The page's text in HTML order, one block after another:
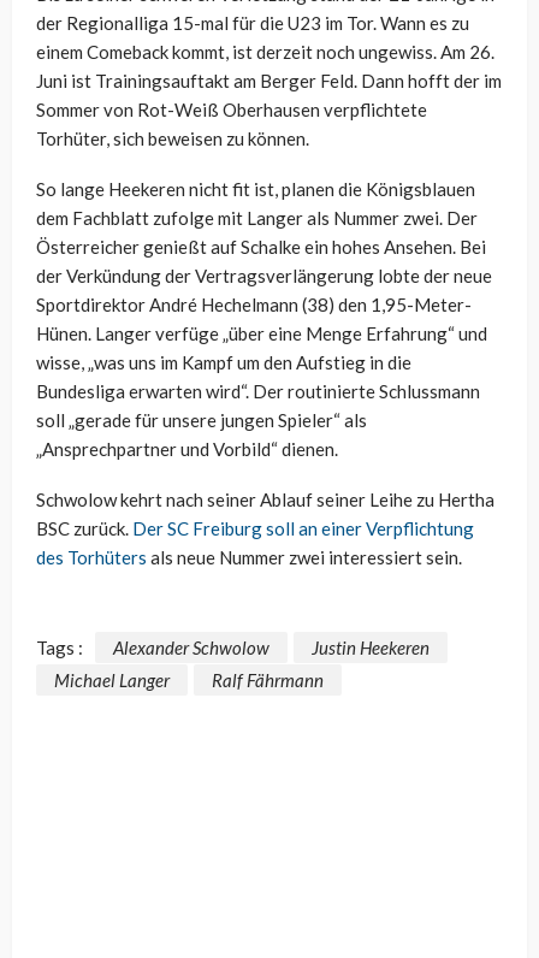
der Regionalliga 15-mal für die U23 im Tor. Wann es zu
einem Comeback kommt, ist derzeit noch ungewiss. Am 26.
Juni ist Trainingsauftakt am Berger Feld. Dann hofft der im
Sommer von Rot-Weiß Oberhausen verpflichtete
Torhüter, sich beweisen zu können.
So lange Heekeren nicht fit ist, planen die Königsblauen
dem Fachblatt zufolge mit Langer als Nummer zwei. Der
Österreicher genießt auf Schalke ein hohes Ansehen. Bei
der Verkündung der Vertragsverlängerung lobte der neue
Sportdirektor André Hechelmann (38) den 1,95-Meter-
Hünen. Langer verfüge „über eine Menge Erfahrung“ und
wisse, „was uns im Kampf um den Aufstieg in die
Bundesliga erwarten wird“. Der routinierte Schlussmann
soll „gerade für unsere jungen Spieler“ als
„Ansprechpartner und Vorbild“ dienen.
Schwolow kehrt nach seiner Ablauf seiner Leihe zu Hertha
BSC zurück. Der SC Freiburg soll an einer Verpflichtung
des Torhüters als neue Nummer zwei interessiert sein.
Tags : Alexander Schwolow
Justin Heekeren
Michael Langer
Ralf Fährmann